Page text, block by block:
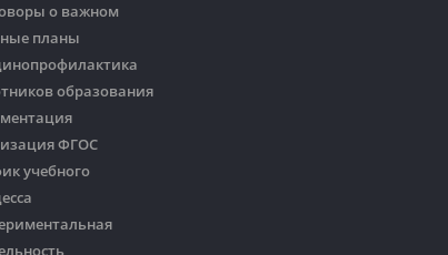
о важном
планы
образования
ФГОС
учебного